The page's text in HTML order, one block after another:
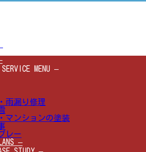
MENU –
雨漏り修理
マンションの塗装
レー
–